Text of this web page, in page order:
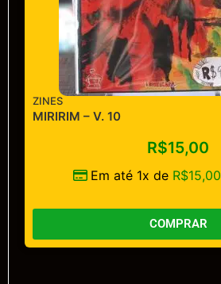
ZINES
MIRIRIM – V. 10
R$15,00
Em até 1x de R$15,00
COMPRAR